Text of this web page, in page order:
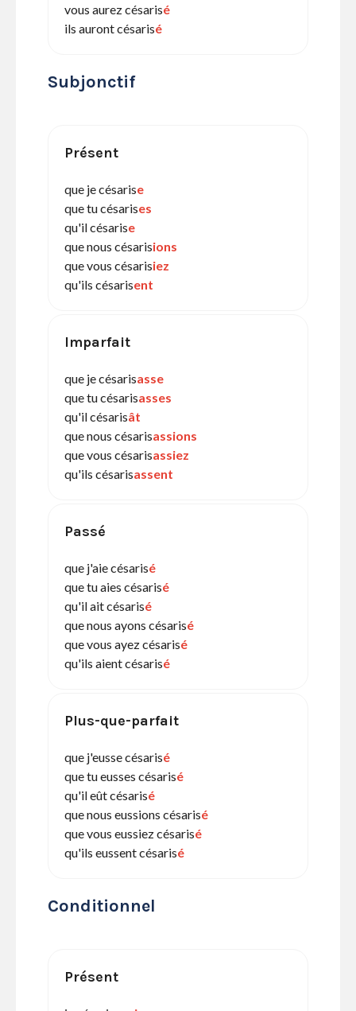
vous aurez césarisé
ils auront césarisé
Subjonctif
Présent
que je césarise
que tu césarises
qu'il césarise
que nous césarisions
que vous césarisiez
qu'ils césarisent
Imparfait
que je césarisasse
que tu césarisasses
qu'il césarisât
que nous césarisassions
que vous césarisassiez
qu'ils césarisassent
Passé
que j'aie césarisé
que tu aies césarisé
qu'il ait césarisé
que nous ayons césarisé
que vous ayez césarisé
qu'ils aient césarisé
Plus-que-parfait
que j'eusse césarisé
que tu eusses césarisé
qu'il eût césarisé
que nous eussions césarisé
que vous eussiez césarisé
qu'ils eussent césarisé
Conditionnel
Présent